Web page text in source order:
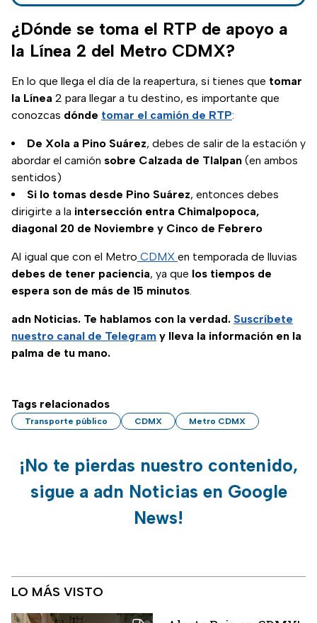
Metro CDMX;
siguen las
afectaciones en la
línea 4 del
¿Dónde se toma el RTP de apoyo a
la Línea 2 del Metro CDMX?
En lo que llega el día de la reapertura, si tienes que tomar
la Línea 2 para llegar a tu destino, es importante que
conozcas dónde tomar el camión de RTP:
De Xola a Pino Suárez, debes de salir de la estación y
abordar el camión sobre Calzada de Tlalpan (en ambos
sentidos)
Si lo tomas desde Pino Suárez, entonces debes
dirigirte a la intersección entra Chimalpopoca,
diagonal 20 de Noviembre y Cinco de Febrero
Al igual que con el Metro CDMX en temporada de lluvias
debes de tener paciencia, ya que los tiempos de
espera son de más de 15 minutos.
adn Noticias. Te hablamos con la verdad. Suscríbete
nuestro canal de Telegram y lleva la información en la
palma de tu mano.
Tags relacionados
Transporte público CDMX Metro CDMX
¡No te pierdas nuestro contenido,
sigue a adn Noticias en Google
News!
LO MÁS VISTO